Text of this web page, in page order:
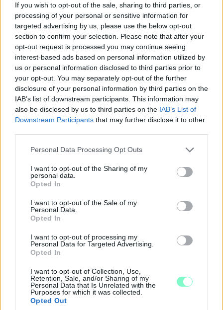
If you wish to opt-out of the sale, sharing to third parties, or
processing of your personal or sensitive information for
targeted advertising by us, please use the below opt-out
section to confirm your selection. Please note that after your
opt-out request is processed you may continue seeing
interest-based ads based on personal information utilized by
us or personal information disclosed to third parties prior to
your opt-out. You may separately opt-out of the further
disclosure of your personal information by third parties on the
IAB’s list of downstream participants. This information may
also be disclosed by us to third parties on the IAB’s List of
Downstream Participants that may further disclose it to other
Please note that this website/app uses one or more Google
not limited to your visit or usage behaviour. You may click to
grant or deny consent to Google and its third-party tags to
use your data for below specified purposes in below Google
consent section.
Personal Data Processing Opt Outs
I want to opt-out of the Sharing of my
personal data.
Opted In
I want to opt-out of the Sale of my
Personal Data.
Opted In
I want to opt-out of processing my
Personal Data for Targeted Advertising.
Opted In
I want to opt-out of Collection, Use,
Retention, Sale, and/or Sharing of my
Personal Data that Is Unrelated with the
Purposes for which it was collected.
Opted Out
háremrablás színesíti a programkavalkádot.
Az Egyházmegye is számos – elsősorban csendesülős-
elmélyülős eseményt szervez a karneváli hétvégére: De
természetesen ismét megtekinthető lesz a Püspöki
Palota, valamint a Székesegyház tornyaiba is fel lehet
mászni vezetett túra során.
A Ferences Rendház Színháztermében gyönyörű lepkéket,
félelmetes és mókás pókokat, rovargigászokat láthat a
betérő vendég.
A Bajnokok terén minden sportrajongó találkozhat akár
személyesen is kedvencével, fotózkodhat, beszélgethet
a szombathelyi bajnokcsapatok képviselőivel.
Jól debütált tavaly a karneváli forgatagban az Utcazenei
mutatkoznak be, akik reményeink szerint jövőre már
népszerűsítésére.
Tárt kapukkal várja a hadtörténet iránt érdeklődőket a
Katonatörténeti kiállítás is az Aréna utcában. Az udvarban
is bemutatkoznak.
A Vas Megyei Levéltár Szombathely gazdag múltjából
válogat idén is.
Szombathelyi Vásárcsarnok- A piac idén is csatlakozik a
karneválhoz. Ha vásár, hát legyen vásár! Helyi termelők,
kofák idézik meg az egykori vásárok hangulatát zenével,
Bővebb információ és részletes program a Savaria Történelmi
Karnevál megújult honlapján awww.karnevalsavaria.hu